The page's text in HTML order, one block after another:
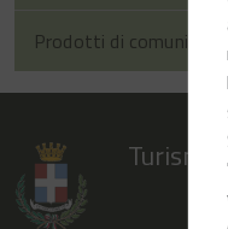
Prodotti di
Turismo